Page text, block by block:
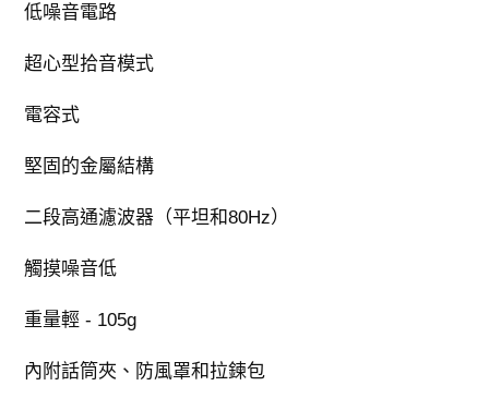
低噪音電路
超心型拾音模式
電容式
堅固的金屬結構
二段高通濾波器（平坦和80Hz）
觸摸噪音低
重量輕 - 105g
內附話筒夾、防風罩和拉鍊包